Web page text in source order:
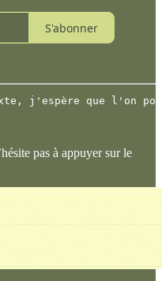
S'abonner
j'espère que l'on
pas à appuyer sur le